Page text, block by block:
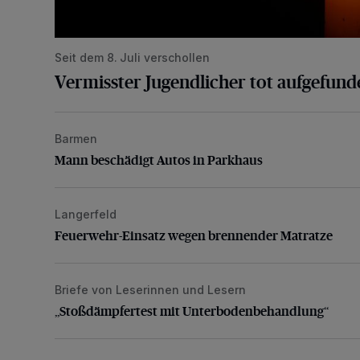
Seit dem 8. Juli verschollen
Vermisster Jugendlicher tot
Mann beschädigt Autos in Parkhaus
Barmen
Mann beschädigt Autos in Parkhaus
Feuerwehr-Einsatz wegen brennender Matratze
Langerfeld
Feuerwehr-Einsatz wegen brennender Matratze
„Stoßdämpfertest mit Unterbodenbehandlung“
Briefe von Leserinnen und Lesern
„Stoßdämpfertest mit Unterbodenbehandlung“